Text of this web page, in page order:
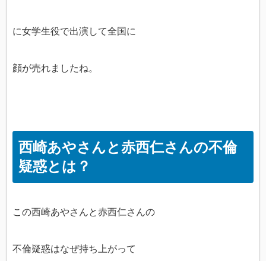
に女学生役で出演して全国に
顔が売れましたね。
西崎あやさんと赤西仁さんの不倫
疑惑とは？
この西崎あやさんと赤西仁さんの
不倫疑惑はなぜ持ち上がって